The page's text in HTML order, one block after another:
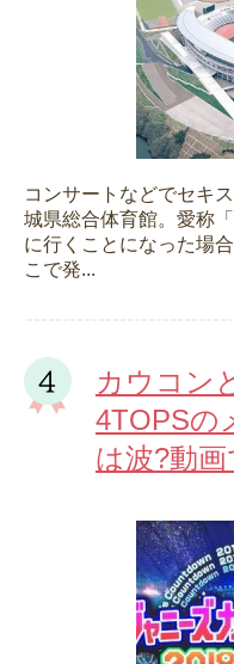
コンサートなどでセキ
城県総合体育館。愛称
に行くことになった場
こで発...
カウコン
4TOPSの
は波?動